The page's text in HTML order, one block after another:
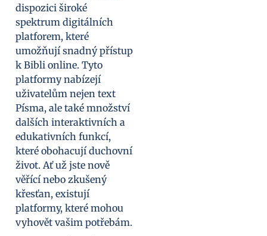
dispozici široké
spektrum digitálních
platforem, které
umožňují snadný přístup
k Bibli online. Tyto
platformy nabízejí
uživatelům nejen text
Písma, ale také množství
dalších interaktivních a
edukativních funkcí,
které obohacují duchovní
život. Ať už jste nově
věřící nebo zkušený
křesťan, existují
platformy, které mohou
vyhovět vašim potřebám.